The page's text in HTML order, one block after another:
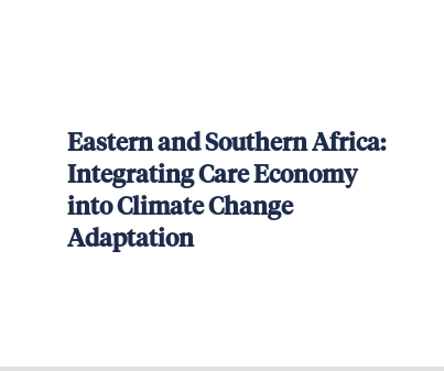
Eastern and Southern Africa:
Integrating Care Economy
into Climate Change
Adaptation